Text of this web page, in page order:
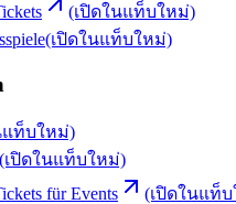
(เปิดในแท็บใหม่)
(เปิดในแท็บใหม่)
แท็บใหม่)
(เปิดในแท็บใหม่)
für Events
(เปิดในแท็